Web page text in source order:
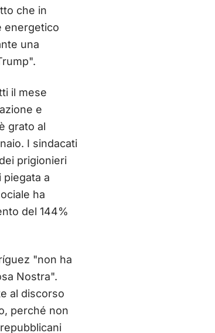
che in
energetico
una
il mese
e
grato al
I sindacati
prigionieri
a
ha
del 144%
"non ha
Nostra".
al discorso
perché non